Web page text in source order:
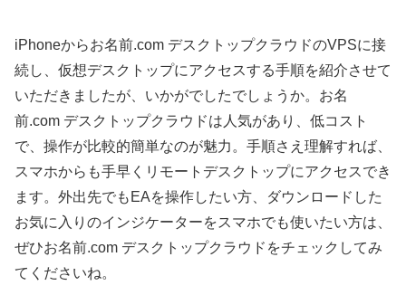
iPhoneからお名前.com デスクトップクラウドのVPSに接
続し、仮想デスクトップにアクセスする手順を紹介させて
いただきましたが、いかがでしたでしょうか。お名
前.com デスクトップクラウドは人気があり、低コスト
で、操作が比較的簡単なのが魅力。手順さえ理解すれば、
スマホからも手早くリモートデスクトップにアクセスでき
ます。外出先でもEAを操作したい方、ダウンロードした
お気に入りのインジケーターをスマホでも使いたい方は、
ぜひお名前.com デスクトップクラウドをチェックしてみ
てくださいね。